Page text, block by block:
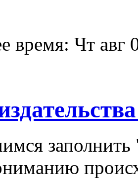
время: Чт авг
заполнить